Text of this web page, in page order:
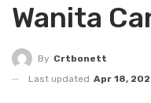
Wanita
By Crtbonett
Last updated Apr 18,